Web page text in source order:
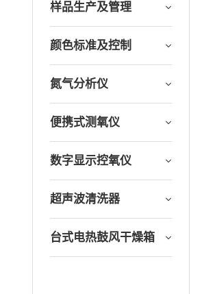
样品生产及管理
颜色标准及控制
氮气分析仪
便携式测氧仪
数字显示控氧仪
超声波清洗器
台式电热鼓风干燥箱